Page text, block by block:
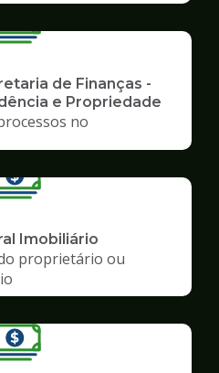
de Finanças -
e Propriedade
no
Imobiliário
proprietário ou